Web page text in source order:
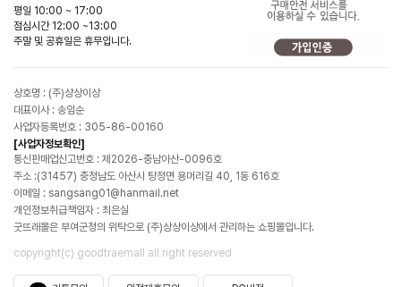
평일 10:00 ~ 17:00
점심시간 12:00 ~13:00
주말 및 공휴일은 휴무입니다.
상호명 : (주)상상이상
대표이사 : 송임순
사업자등록번호 : 305-86-00160
[사업자정보확인]
통신판매업신고번호 : 제2026-충남아산-0096호
주소 :(31457) 충청남도 아산시 탕정면 용머리길 40, 1동 616호
이메일 : sangsang01@hanmail.net
개인정보취급책임자 : 최은실
굿뜨래몰은 부여군청의 위탁으로 (주)상상이상에서 관리하는 쇼핑몰입니다.
copyright(c) goodtraemall all right reserved